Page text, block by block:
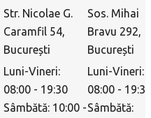
Str. Nicolae G.
Caramfil 54,
București
Luni-Vineri:
08:00 - 19:30
Sâmbătă: 10:00 -
Sos. Mihai
Bravu 292,
București
Luni-Vineri:
08:00 - 19:30
Sâmbătă: